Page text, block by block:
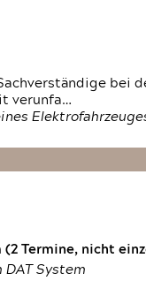
bei
verunfa…
Termine, nicht
System